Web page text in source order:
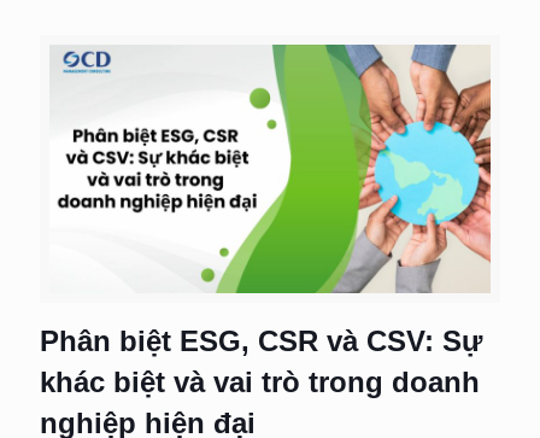
Phân biệt ESG, CSR và CSV: Sự
khác biệt và vai trò trong doanh
nghiệp hiện đại